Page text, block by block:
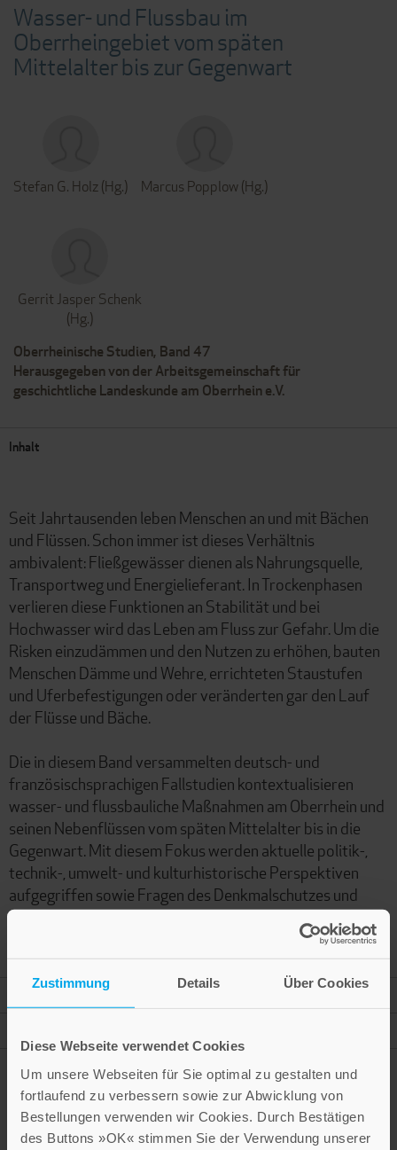
Zustimmung Details Über Cookies
Diese Webseite verwendet Cookies
Um unsere Webseiten für Sie optimal zu gestalten und
fortlaufend zu verbessern sowie zur Abwicklung von
Bestellungen verwenden wir Cookies. Durch Bestätigen
des Buttons »OK« stimmen Sie der Verwendung unserer
Wasser- und Flussbau im
Oberrheingebiet vom späten
Mittelalter bis zur Gegenwart
Stefan G. Holz (Hg.) Marcus Popplow (Hg.)
Gerrit Jasper Schenk
(Hg.)
Oberrheinische Studien, Band 47
Herausgegeben von der Arbeitsgemeinschaft für
geschichtliche Landeskunde am Oberrhein e.V.
Inhalt
Seit Jahrtausenden leben Menschen an und mit Bächen
und Flüssen. Schon immer ist dieses Verhältnis
ambivalent: Fließgewässer dienen als Nahrungsquelle,
Transportweg und Energielieferant. In Trockenphasen
verlieren diese Funktionen an Stabilität und bei
Hochwasser wird das Leben am Fluss zur Gefahr. Um die
Risken einzudämmen und den Nutzen zu erhöhen, bauten
Menschen Dämme und Wehre, errichteten Staustufen
und Uferbefestigungen oder veränderten gar den Lauf
der Flüsse und Bäche.
Die in diesem Band versammelten deutsch- und
französischsprachigen Fallstudien kontextualisieren
wasser- und flussbauliche Maßnahmen am Oberrhein und
seinen Nebenflüssen vom späten Mittelalter bis in die
Gegenwart. Mit diesem Fokus werden aktuelle politik-,
technik-, umwelt- und kulturhistorische Perspektiven
aufgegriffen sowie Fragen des Denkmalschutzes und
Spuren des kulturellen Erbes in der Landschaft
Mehr Informationen
Presseinformation drucken